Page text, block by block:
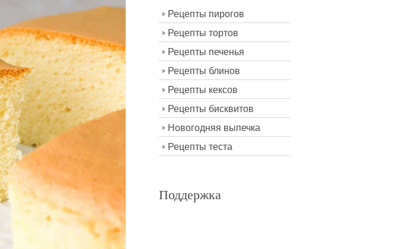
Рецепты пирогов
Рецепты тортов
Рецепты печенья
Рецепты блинов
Рецепты кексов
Рецепты бисквитов
Новогодняя выпечка
Рецепты теста
Поддержка